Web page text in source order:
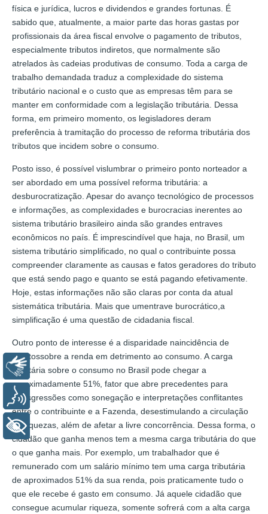
física e jurídica, lucros e dividendos e grandes fortunas. É
sabido que, atualmente, a maior parte das horas gastas por
profissionais da área fiscal envolve o pagamento de tributos,
especialmente tributos indiretos, que normalmente são
atrelados às cadeias produtivas de consumo. Toda a carga de
trabalho demandada traduz a complexidade do sistema
tributário nacional e o custo que as empresas têm para se
manter em conformidade com a legislação tributária. Dessa
forma, em primeiro momento, os legisladores deram
preferência à tramitação do processo de reforma tributária dos
tributos que incidem sobre o consumo.
Posto isso, é possível vislumbrar o primeiro ponto norteador a
ser abordado em uma possível reforma tributária: a
desburocratização. Apesar do avanço tecnológico de processos
e informações, as complexidades e burocracias inerentes ao
sistema tributário brasileiro ainda são grandes entraves
econômicos no país. É imprescindível que haja, no Brasil, um
sistema tributário simplificado, no qual o contribuinte possa
compreender claramente as causas e fatos geradores do tributo
que está sendo pago e quanto se está pagando efetivamente.
Hoje, estas informações não são claras por conta da atual
sistemática tributária. Mais que umentrave burocrático,a
simplificação é uma questão de cidadania fiscal.
Outro ponto de interesse é a disparidade naincidência de
tributossobre a renda em detrimento ao consumo. A carga
tributária sobre o consumo no Brasil pode chegar a
aproximadamente 51%, fator que abre precedentes para
transgressões como sonegação e interpretações conflitantes
entre o contribuinte e a Fazenda, desestimulando a circulação
de riquezas, além de afetar a livre concorrência. Dessa forma, o
cidadão que ganha menos tem a mesma carga tributária do que
o que ganha mais. Por exemplo, um trabalhador que é
remunerado com um salário mínimo tem uma carga tributária
de aproximados 51% da sua renda, pois praticamente tudo o
que ele recebe é gasto em consumo. Já aquele cidadão que
consegue acumular riqueza, somente sofrerá com a alta carga
Libras
Voz
+ Acessibilidade